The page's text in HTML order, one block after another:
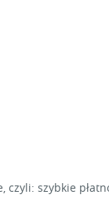
szybkie